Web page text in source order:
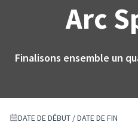
Arc
Finalisons ensemble un
DATE DE DÉBUT / DATE DE FIN